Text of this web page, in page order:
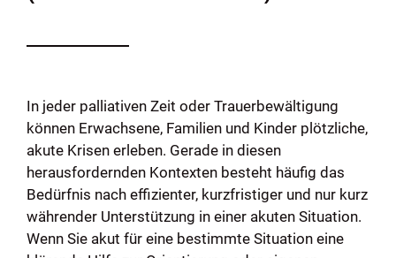
In jeder palliativen Zeit oder Trauerbewältigung
können Erwachsene, Familien und Kinder plötzliche,
akute Krisen erleben. Gerade in diesen
herausfordernden Kontexten besteht häufig das
Bedürfnis nach effizienter, kurzfristiger und nur kurz
währender Unterstützung in einer akuten Situation.
Wenn Sie akut für eine bestimmte Situation eine